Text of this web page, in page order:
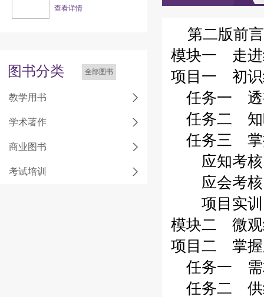
查看详情
图书分类 全部图书
教学用书
学术著作
商业图书
考试培训
第二版前
模块一 走进
项目一 初识
任务一 透
任务二 知
任务三 掌
应知考核
应会考核
项目实训
模块二 微观
项目二 掌
任务一 需
任务二 供